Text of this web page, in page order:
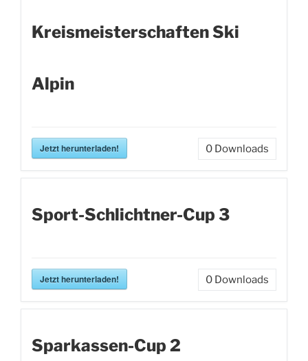
Kreismeisterschaften Ski
Alpin
Jetzt herunterladen! 0 Downloads
Sport-Schlichtner-Cup 3
Jetzt herunterladen! 0 Downloads
Sparkassen-Cup 2